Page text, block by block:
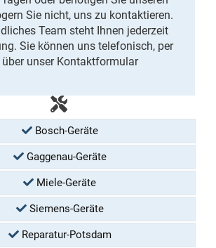
Sie nicht, uns zu kontaktieren.
Team steht Ihnen jederzeit
Sie können uns telefonisch, per
unser Kontaktformular
Bosch-Geräte
Gaggenau-Geräte
Miele-Geräte
Siemens-Geräte
Reparatur-Potsdam